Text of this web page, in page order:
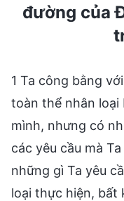
đường của
1 Ta công bằng
toàn thể nhân loại
mình, nhưng có
các yêu cầu mà
những gì Ta yêu
loại thực hiện, bất